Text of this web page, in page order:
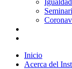
Inicio
Acerca del